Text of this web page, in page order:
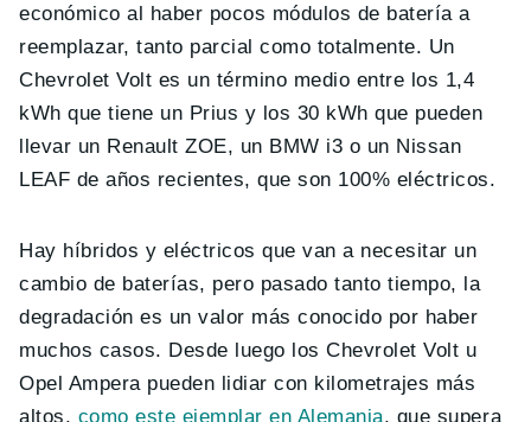
económico al haber pocos módulos de batería a
reemplazar, tanto parcial como totalmente. Un
Chevrolet Volt es un término medio entre los 1,4
kWh que tiene un Prius y los 30 kWh que pueden
llevar un Renault ZOE, un BMW i3 o un Nissan
LEAF de años recientes, que son 100% eléctricos.
Hay híbridos y eléctricos que van a necesitar un
cambio de baterías, pero pasado tanto tiempo, la
degradación es un valor más conocido por haber
muchos casos. Desde luego los Chevrolet Volt u
Opel Ampera pueden lidiar con kilometrajes más
altos, como este ejemplar en Alemania, que supera